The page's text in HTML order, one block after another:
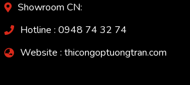
Showroom CN:
Hotline : 0948 74 32 74
Website : thicongoptuongtran.com